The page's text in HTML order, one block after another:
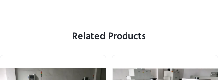
Related Products